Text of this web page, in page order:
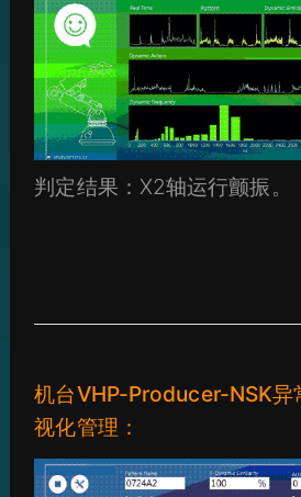
判定结果：X2轴运行颤振。
机台VHP-Producer-NSK异
视化管理：